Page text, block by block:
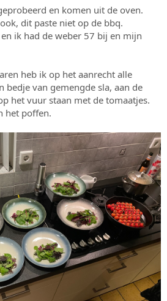
en komen uit de oven.
dit paste niet op de bbq.
ik had de weber 57 bij en mijn
heb ik op het aanrecht alle
bedje van gemengde sla, aan de
het vuur staan met de tomaatjes.
het poffen.